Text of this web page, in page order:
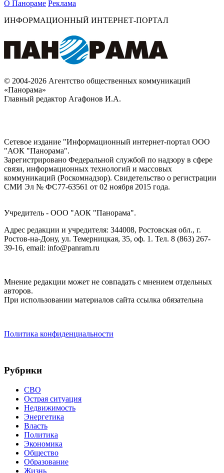
О Панораме Реклама
ИНФОРМАЦИОННЫЙ ИНТЕРНЕТ-ПОРТАЛ
© 2004-2026 Агентство общественных коммуникаций
«Панорама»
Главный редактор Агафонов И.А.
Сетевое издание "Информационный интернет-портал ООО
"АОК "Панорама".
Зарегистрировано Федеральной службой по надзору в сфере
связи, информационных технологий и массовых
коммуникаций (Роскомнадзор). Cвидетельство о регистрации
СМИ Эл № ФС77-63561 от 02 ноября 2015 года.
Учредитель - ООО "АОК "Панорама".
Адрес редакции и учредителя: 344008, Ростовская обл., г.
Ростов-на-Дону, ул. Темерницкая, 35, оф. 1. Тел. 8 (863) 267-
39-16, email: info@panram.ru
Мнение редакции может не совпадать с мнением отдельных
авторов.
При использовании материалов сайта ссылка обязательна
Политика конфиденциальности
Рубрики
СВО
Острая ситуация
Недвижимость
Энергетика
Власть
Политика
Экономика
Общество
Образование
Жизнь